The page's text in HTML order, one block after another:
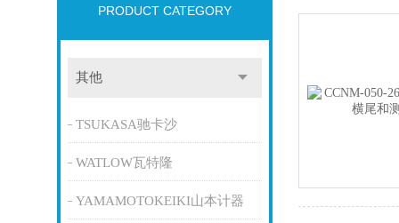
PRODUCT CATEGORY
其他
TSUKASA驰卡沙
WATLOW瓦特隆
YAMAMOTOKEIKI山本计器